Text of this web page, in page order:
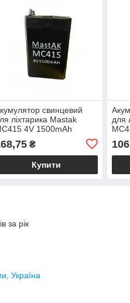
свинцевий
ліхтарика Mastak
4V 1500mAh
₴
Купити
для
за рік
Україна